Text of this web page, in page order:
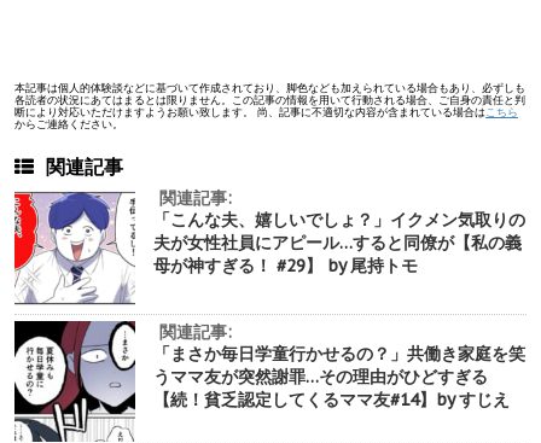
本記事は個人的体験談などに基づいて作成されており、脚色なども加えられている場合もあり、必ずしも
各読者の状況にあてはまるとは限りません。この記事の情報を用いて行動される場合、ご自身の責任と判
断により対応いただけますようお願い致します。 尚、記事に不適切な内容が含まれている場合は こちら
からご連絡ください。
関連記事
関連記事:
「こんな夫、嬉しいでしょ？」イクメン気取りの
夫が女性社員にアピール…すると同僚が【私の義
母が神すぎる！ #29】 by 尾持トモ
関連記事:
「まさか毎日学童行かせるの？」共働き家庭を笑
うママ友が突然謝罪…その理由がひどすぎる
【続！貧乏認定してくるママ友#14】by すじえ